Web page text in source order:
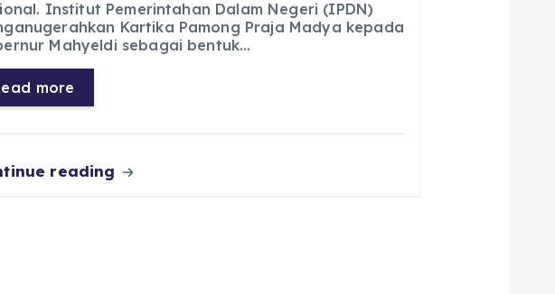
b
o
o
k
A
p
p
r
a
n
g
Institut Pemerintahan Dalam Negeri (IPDN)
Kartika Pamong Praja Madya kepada
Mahyeldi sebagai bentuk…
more
reading